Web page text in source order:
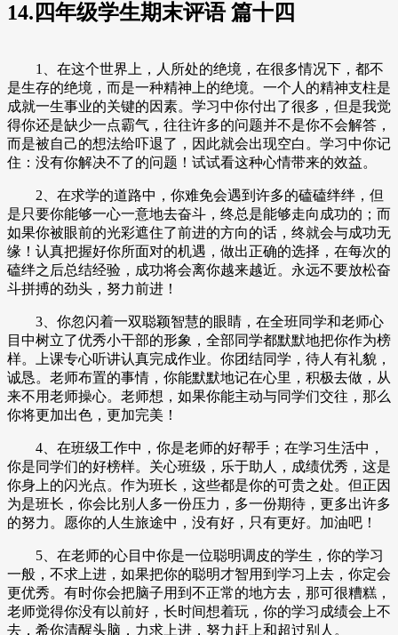
14.四年级学生期末评语 篇十四
1、在这个世界上，人所处的绝境，在很多情况下，都不
是生存的绝境，而是一种精神上的绝境。一个人的精神支柱是
成就一生事业的关键的因素。学习中你付出了很多，但是我觉
得你还是缺少一点霸气，往往许多的问题并不是你不会解答，
而是被自己的想法给吓退了，因此就会出现空白。学习中你记
住：没有你解决不了的问题！试试看这种心情带来的效益。
2、在求学的道路中，你难免会遇到许多的磕磕绊绊，但
是只要你能够一心一意地去奋斗，终总是能够走向成功的；而
如果你被眼前的光彩遮住了前进的方向的话，终就会与成功无
缘！认真把握好你所面对的机遇，做出正确的选择，在每次的
磕绊之后总结经验，成功将会离你越来越近。永远不要放松奋
斗拼搏的劲头，努力前进！
3、你忽闪着一双聪颖智慧的眼睛，在全班同学和老师心
目中树立了优秀小干部的形象，全部同学都默默地把你作为榜
样。上课专心听讲认真完成作业。你团结同学，待人有礼貌，
诚恳。老师布置的事情，你能默默地记在心里，积极去做，从
来不用老师操心。老师想，如果你能主动与同学们交往，那么
你将更加出色，更加完美！
4、在班级工作中，你是老师的好帮手；在学习生活中，
你是同学们的好榜样。关心班级，乐于助人，成绩优秀，这是
你身上的闪光点。作为班长，这些都是你的可贵之处。但正因
为是班长，你会比别人多一份压力，多一份期待，更多出许多
的努力。愿你的人生旅途中，没有好，只有更好。加油吧！
5、在老师的心目中你是一位聪明调皮的学生，你的学习
一般，不求上进，如果把你的聪明才智用到学习上去，你定会
更优秀。有时你会把脑子用到不正常的地方去，那可很糟糕，
老师觉得你没有以前好，长时间想着玩，你的学习成绩会上不
去，希你清醒头脑，力求上进，努力赶上和超过别人。